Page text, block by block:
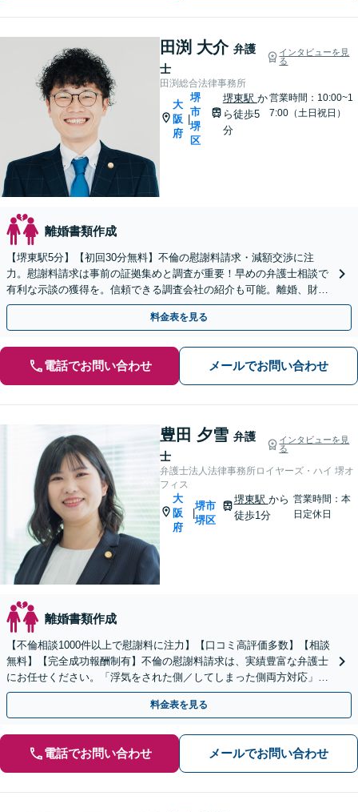
田渕 大介 弁護
士
インタビューを見
る
田渕総合法律事務所
大
阪
府
堺
市
堺
区
堺東駅 か
ら徒歩5
分
営業時間：10:00~1
7:00（土日祝日）
離婚書類作成
【堺東駅5分】【初回30分無料】不倫の慰謝料請求・減額交渉に注
力。慰謝料請求は事前の証拠集めと調査が重要！早めの弁護士相談で
有利な示談の獲得を。信頼できる調査会社の紹介も可能。離婚、財産
分与、親権、面会交流などにも注力【オンライン相談可】
料金表を見る
電話でお問い合わせ メールでお問い合わせ
豊田 夕雪 弁護
士
インタビューを見
る
弁護士法人法律事務所ロイヤーズ・ハイ 堺オ
フィス
大
阪
府
堺市
堺区
堺東駅 から
徒歩1分
営業時間：本
日定休日
離婚書類作成
【不倫相談1000件以上で慰謝料に注力】【口コミ高評価多数】【相談
無料】【完全成功報酬制有】不倫の慰謝料請求は、実績豊富な弁護士
にお任せください。「浮気をされた側／してしまった側両方対応」人
情派弁護士！
料金表を見る
電話でお問い合わせ メールでお問い合わせ